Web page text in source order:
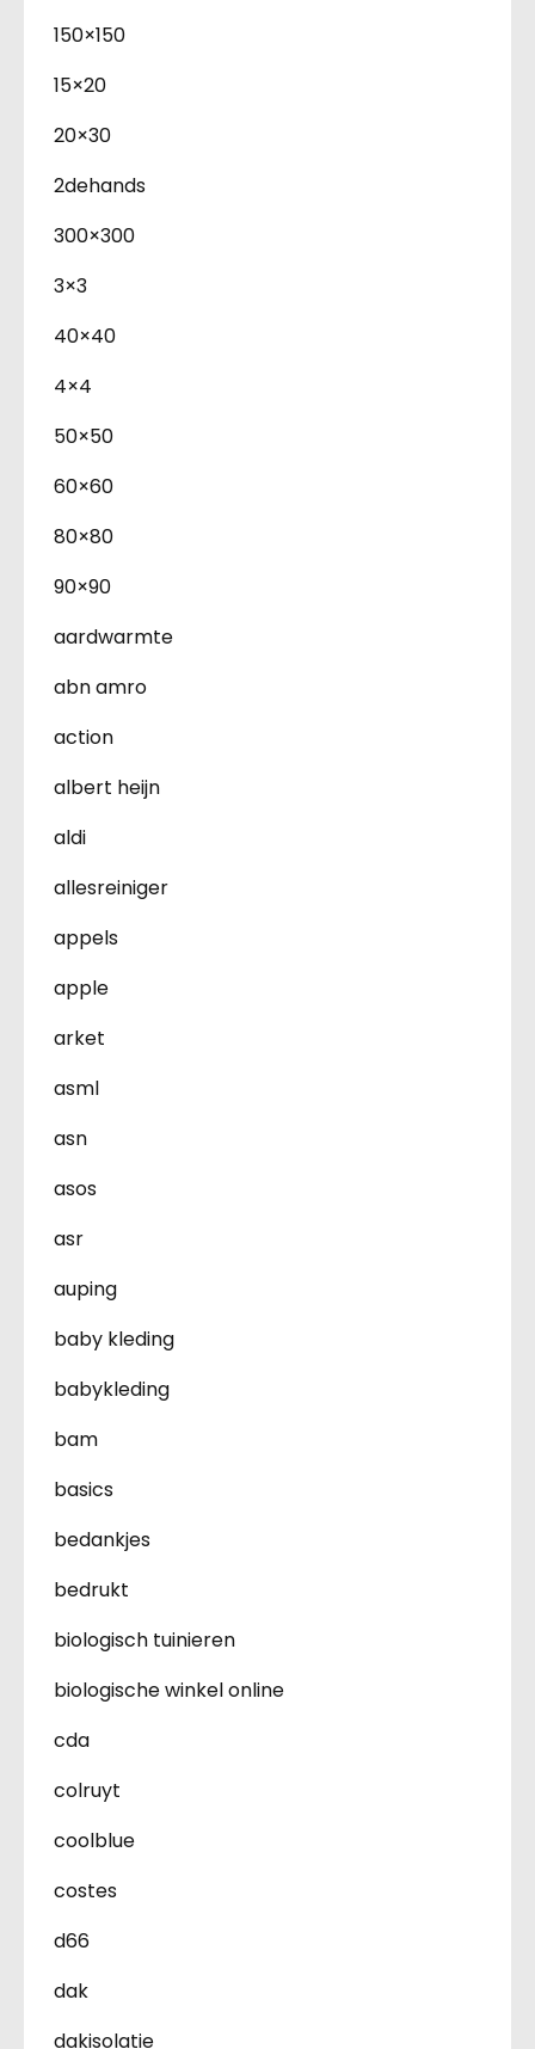
150×150
15×20
20×30
2dehands
300×300
3×3
40×40
4×4
50×50
60×60
80×80
90×90
aardwarmte
abn amro
action
albert heijn
aldi
allesreiniger
appels
apple
arket
asml
asn
asos
asr
auping
baby kleding
babykleding
bam
basics
bedankjes
bedrukt
biologisch tuinieren
biologische winkel online
cda
colruyt
coolblue
costes
d66
dak
dakisolatie